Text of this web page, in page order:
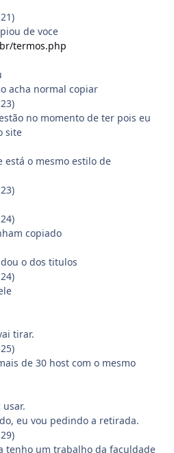
de voce
termos.php
acha normal copiar
no momento de ter pois eu
site
está o mesmo estilo de
copiado
o dos titulos
tirar.
de 30 host com o mesmo
eu vou pedindo a retirada.
tenho um trabalho da faculdade